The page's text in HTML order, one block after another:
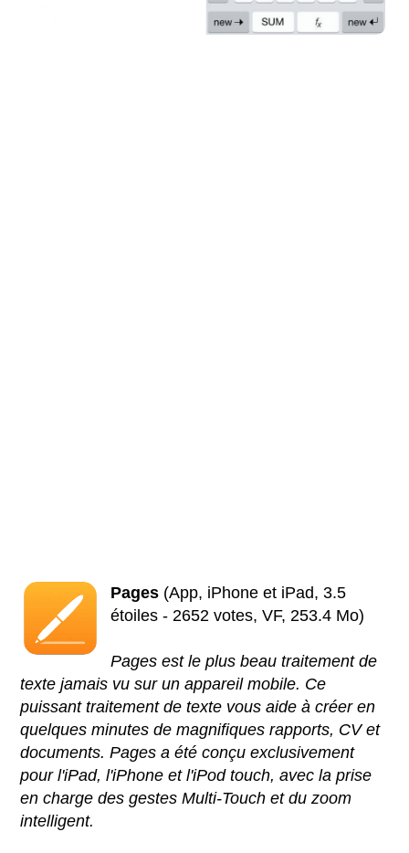
Pages (App, iPhone et iPad, 3.5
étoiles - 2652 votes, VF, 253.4 Mo)
Pages est le plus beau traitement de
texte jamais vu sur un appareil mobile. Ce
puissant traitement de texte vous aide à créer en
quelques minutes de magnifiques rapports, CV et
documents. Pages a été conçu exclusivement
pour l'iPad, l'iPhone et l'iPod touch, avec la prise
en charge des gestes Multi-Touch et du zoom
intelligent.